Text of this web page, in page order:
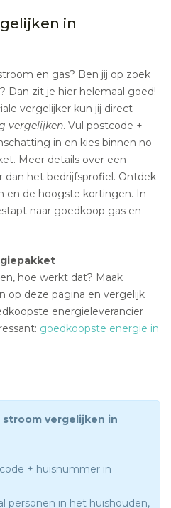
in
en gas? Ben jij op zoek
Dan zit je hier helemaal goed!
vergelijker kun jij direct
vergelijken. Vul postcode +
in en kies binnen no-
Meer details over een
dan het bedrijfsprofiel. Ontdek
en de hoogste kortingen. In
naar goedkoop gas en
hoe werkt dat? Maak
op deze pagina en vergelijk
energieleverancier
goedkoopste energie in
stroom vergelijken in
+ huisnummer in
personen in het huishouden,